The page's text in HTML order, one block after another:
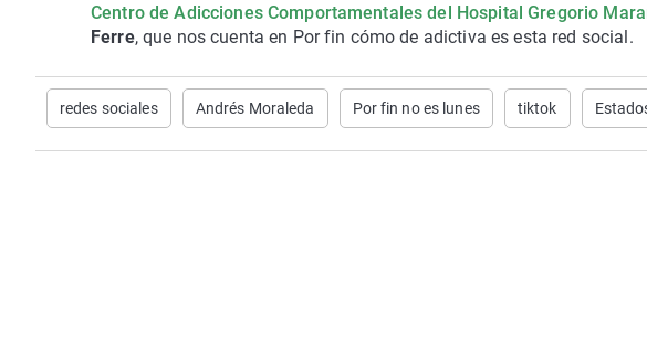
Centro de Adicciones Comportamentales del Hospital Gregorio
Ferre, que nos cuenta en Por fin cómo de adictiva es esta red social.
redes sociales Andrés Moraleda Por fin no es lunes tiktok